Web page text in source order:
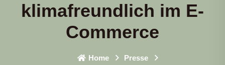
klimafreundlich im E-
Commerce
Home
Presse